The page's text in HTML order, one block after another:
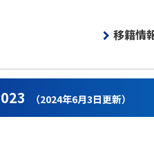
移籍情
（2024年6月3日更新）